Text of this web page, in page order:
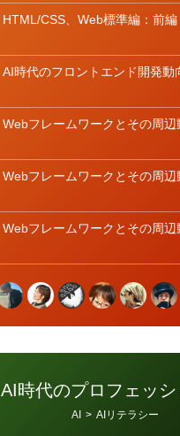
HTML/CSS、Web標準編：前編
AI時代のフロントエンド開発動
Webフレームワークとその周
Webフレームワークとその周
Webフレームワークとその周
AI時代のプロフェッ
AI > AIリテラシー